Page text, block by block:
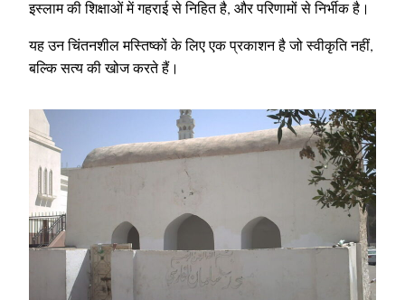
इस्लाम की शिक्षाओं में गहराई से निहित है, और परिणामों से निर्भीक है।
यह उन चिंतनशील मस्तिष्कों के लिए एक प्रकाशन है जो स्वीकृति नहीं,
बल्कि सत्य की खोज करते हैं।